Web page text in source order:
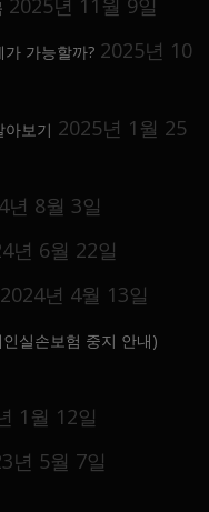
2025년 11월 9일
가능할까? 2025년 10
보기 2025년 1월 25
년 8월 3일
년 6월 22일
2024년 4월 13일
실손보험 중지 안내)
1월 12일
년 5월 7일